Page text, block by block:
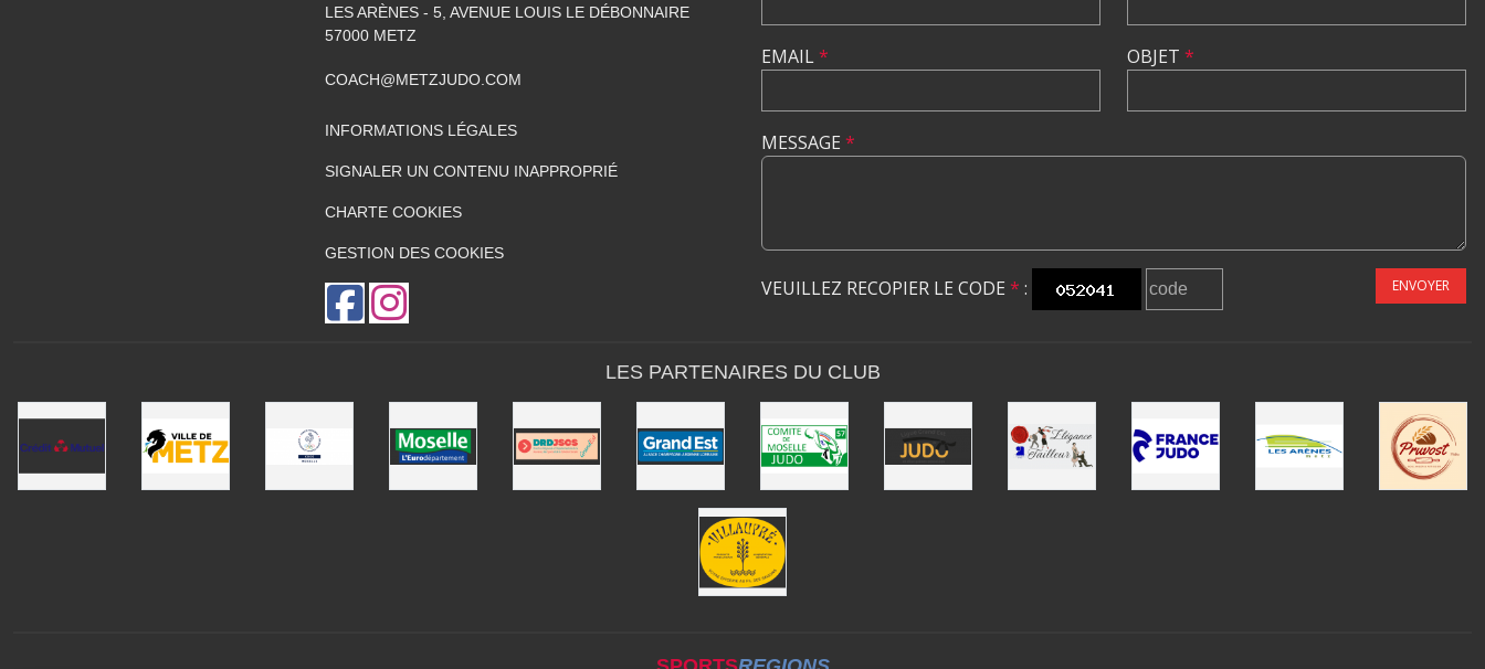
LES ARÈNES - 5, AVENUE LOUIS LE DÉBONNAIRE
57000 METZ
COACH@METZJUDO.COM
INFORMATIONS LÉGALES
SIGNALER UN CONTENU INAPPROPRIÉ
CHARTE COOKIES
GESTION DES COOKIES
EMAIL* OBJET *
MESSAGE *
VEUILLEZ RECOPIER LE CODE * : ENVOYER
LES PARTENAIRES DU CLUB